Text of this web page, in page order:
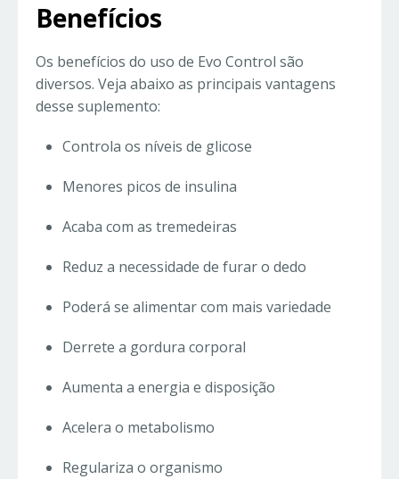
Benefícios
Os benefícios do uso de Evo Control são
diversos. Veja abaixo as principais vantagens
desse suplemento:
Controla os níveis de glicose
Menores picos de insulina
Acaba com as tremedeiras
Reduz a necessidade de furar o dedo
Poderá se alimentar com mais variedade
Derrete a gordura corporal
Aumenta a energia e disposição
Acelera o metabolismo
Regulariza o organismo